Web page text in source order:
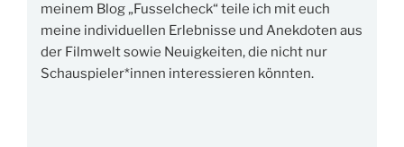
meinem Blog „Fusselcheck“ teile ich mit euch
meine individuellen Erlebnisse und Anekdoten aus
der Filmwelt sowie Neuigkeiten, die nicht nur
Schauspieler*innen interessieren könnten.